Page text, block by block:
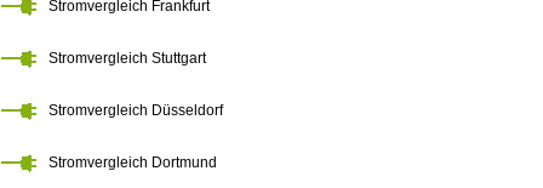
Stromvergleich Frankfurt
Stromvergleich Stuttgart
Stromvergleich Düsseldorf
Stromvergleich Dortmund